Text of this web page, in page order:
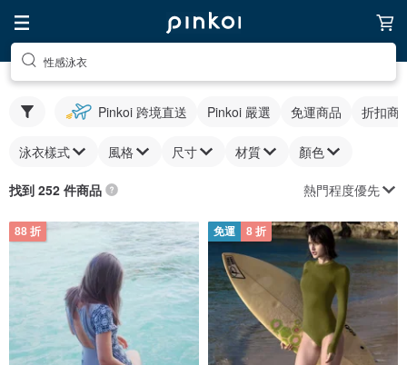
性感泳衣
Pinkoi 跨境直送 Pinkoi 嚴選 免運商品 折扣商
泳衣樣式 風格 尺寸 材質 顏色
找到 252 件商品 熱門程度優先
88 折 免運 8 折